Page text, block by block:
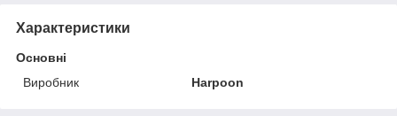
Характеристики
Основні
Виробник
Harpoon